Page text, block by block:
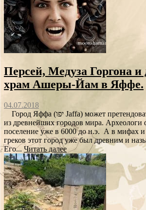
Персей, Медуза Горгона и
храм Ашеры-Йам в Яффе.
04.07.2018
Город Яффа (יפו Jaffa) может претендовать на звание одного
из древнейших городов мира. Археологи
поселение уже в 6000 до н.э. А в мифах и
греков этот город уже был древним и
Его... Читать далее